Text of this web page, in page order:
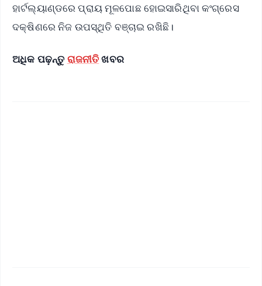
ହାର୍ଟଲ୍ୟାଣ୍ଡରେ ପ୍ରାୟ ମୂଳପୋଛ ହୋଇସାରିଥିବା କଂଗ୍ରେସ
ଦକ୍ଷିଣରେ ନିଜ ଉପସ୍ଥିତି ବଞ୍ଚାଇ ରଖିଛି।
ଅଧିକ ପଢ଼ନ୍ତୁ ରାଜନୀତିଖବର